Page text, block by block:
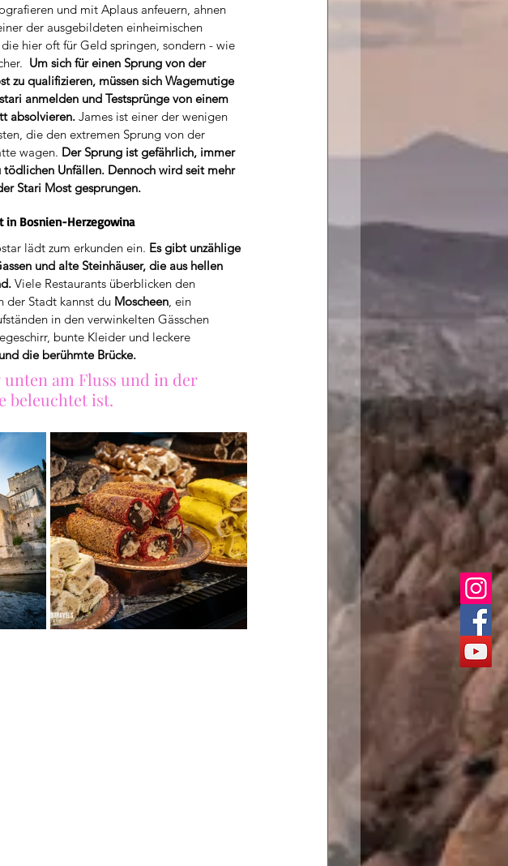
und mit Aplaus anfeuern, ahnen
der ausgebildeten einheimischen
hier oft für Geld springen, sondern - wie
Um sich für einen Sprung von der
zu qualifizieren, müssen sich Wagemutige
anmelden und Testsprünge von einem
absolvieren. James ist einer der wenigen
die den extremen Sprung von der
wagen. Der Sprung ist gefährlich, immer
tödlichen Unfällen. Dennoch wird seit mehr
Stari Most gesprungen.
in Bosnien-Herzegowina
lädt zum erkunden ein. Es gibt unzählige
und alte Steinhäuser, die aus hellen
Viele Restaurants überblicken den
der Stadt kannst du Moscheen, ein
in den verwinkelten Gässchen
bunte Kleider und leckere
die berühmte Brücke.
am Fluss und in der
beleuchtet ist.